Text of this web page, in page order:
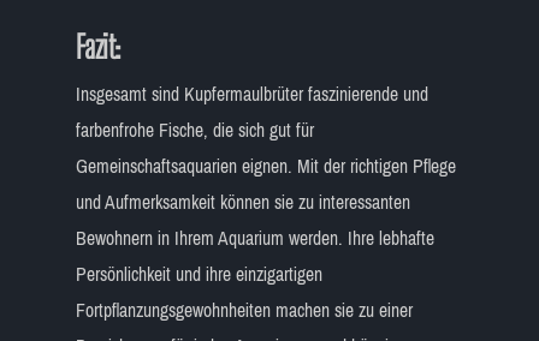
Fazit:
Insgesamt sind Kupfermaulbrüter faszinierende und
farbenfrohe Fische, die sich gut für
Gemeinschaftsaquarien eignen. Mit der richtigen Pflege
und Aufmerksamkeit können sie zu interessanten
Bewohnern in Ihrem Aquarium werden. Ihre lebhafte
Persönlichkeit und ihre einzigartigen
Fortpflanzungsgewohnheiten machen sie zu einer